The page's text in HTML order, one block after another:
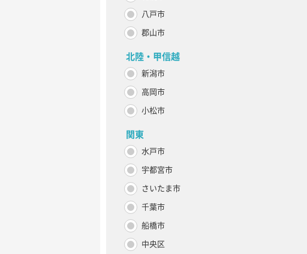
八戸市
郡山市
北陸・甲信越
新潟市
高岡市
小松市
関東
水戸市
宇都宮市
さいたま市
千葉市
船橋市
中央区